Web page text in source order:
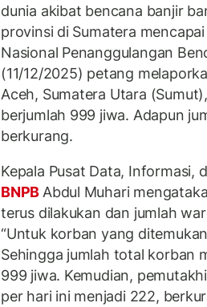
dunia akibat bencana banjir
provinsi di Sumatera
Nasional Penanggulangan
(11/12/2025) petang
Aceh, Sumatera Utara
berjumlah 999 jiwa. Adapun
berkurang.
Kepala Pusat Data, Informasi,
BNPB Abdul Muhari
terus dilakukan dan jumlah
“Untuk korban yang
Sehingga jumlah total korban
999 jiwa. Kemudian,
per hari ini menjadi 222,